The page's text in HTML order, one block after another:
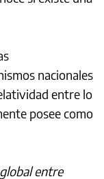
nacionales
entre lo
posee como
entre